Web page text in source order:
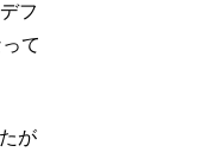
フ
て
が